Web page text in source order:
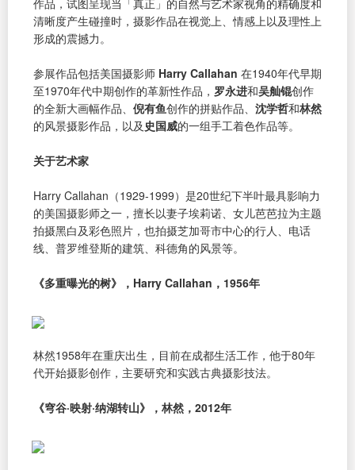
清晰度产生碰撞时，摄影作品在视觉上、情感上以及理性上
形成的震撼力。
参展作品包括美国摄影师 Harry Callahan 在1940年代早期
至1970年代中期创作的革新性作品， 罗永进和吴舢锟创作
的全新大画幅作品、 倪有鱼创作的拼贴作品、 沈学哲和林然
的风景摄影作品，以及 史国威的一组手工着色作品等。
关于艺术家
Harry Callahan（1929-1999）是20世纪下半叶最具影响力
的美国摄影师之一，擅长以妻子埃莉诺、女儿芭芭拉为主题
拍摄黑白及彩色照片，也拍摄芝加哥市中心的行人、电话
线、普罗维登斯的建筑、科德角的风景等。
《多重曝光的树》，Harry Callahan，1956年
林然1958年在重庆出生，目前在成都生活工作，他于80年
代开始摄影创作，主要研究和实践古典摄影技法。
《穹谷·映射·纳湖转山》，林然，2012年